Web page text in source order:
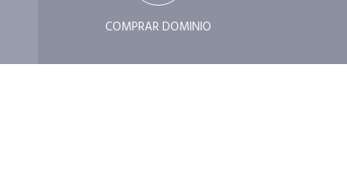
COMPRAR DOMINIO